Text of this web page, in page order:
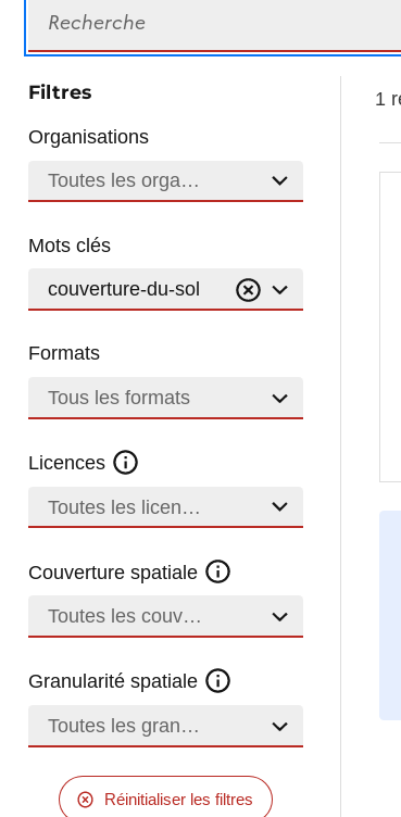
Filtres
Organisations
Toutes les organisations
Mots clés
couverture-du-sol
Formats
Tous les formats
Licences
Toutes les licences
Couverture spatiale
Toutes les couvertures
Granularité spatiale
Toutes les granularités
Réinitialiser les filtres
1